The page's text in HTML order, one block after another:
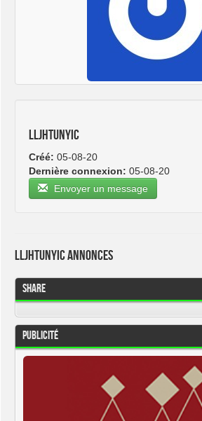
lljhtunyic
Créé: 05-08-20
Dernière connexion: 05-08-20
Envoyer un message
lljhtunyic Annonces
Share
Publicité